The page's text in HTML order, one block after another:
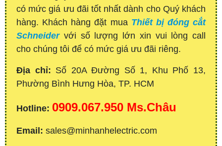
có mức giá ưu đãi tốt nhất dành cho Quý khách
hàng. Khách hàng đặt mua Thiết bị đóng cắt
Schneider với số lượng lớn xin vui lòng call
cho chúng tôi để có mức giá ưu đãi riêng.
Địa chỉ: Số 20A Đường Số 1, Khu Phố 13,
Phường Bình Hưng Hòa, TP. HCM
Hotline: 0909.067.950 Ms.Châu
Email: sales@minhanhelectric.com